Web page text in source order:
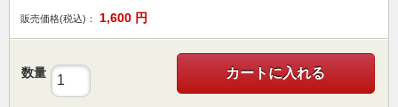
販売価格(税込)： 1,600 円
数量 カートに入れる